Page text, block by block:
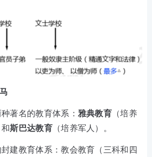
著名的教育体系： 雅典教育 （培养
斯巴达教育（培养军人）。
建教育体系：教会教育（三科和四